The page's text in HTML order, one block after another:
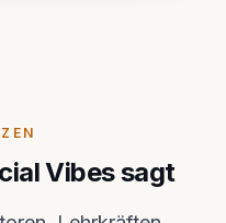
Vibes sagt